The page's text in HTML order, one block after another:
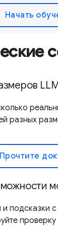
Начать
разных
Прочтите
подсказки с